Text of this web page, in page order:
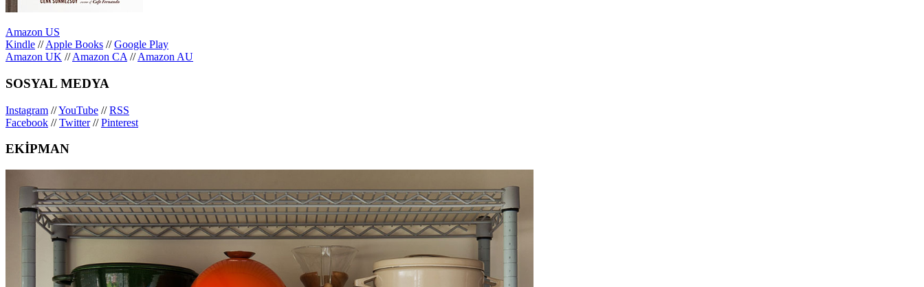
Amazon US
Kindle //Apple Books //Google Play
Amazon UK //Amazon CA //Amazon AU
SOSYAL MEDYA
Instagram //YouTube //RSS
Facebook //Twitter//Pinterest
EKİPMAN